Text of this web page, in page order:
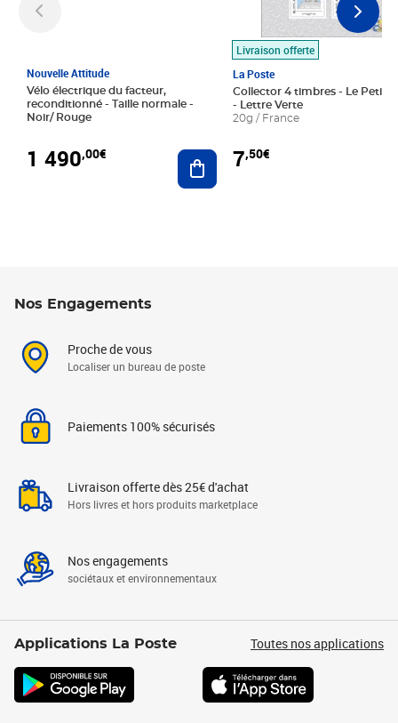
Nouvelle Attitude
Vélo électrique du facteur,
reconditionné - Taille normale -
Noir/ Rouge
1 490,00€ Ajouter au panier
Livraison offerte
La Poste
Collector 4 timbres - Le Petit
- Lettre Verte
20g / France
7,50€
Nos Engagements
Proche de vous
Localiser un bureau de poste
Paiements 100% sécurisés
Livraison offerte dès 25€ d'achat
Hors livres et hors produits marketplace
Nos engagements
sociétaux et environnementaux
Applications La Poste Toutes nos applications